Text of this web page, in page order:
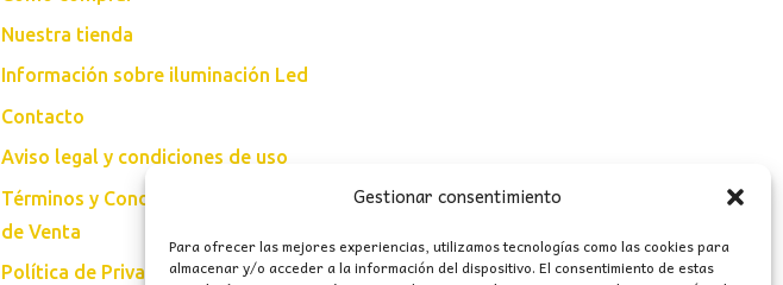
Gestionar consentimiento
Para ofrecer las mejores experiencias, utilizamos tecnologías como las cookies para
almacenar y/o acceder a la información del dispositivo. El consentimiento de estas
Nuestra tienda
Información sobre iluminación Led
Contacto
Aviso legal y condiciones de uso
Términos y Condiciones Generales
de Venta
Política de Privacidad